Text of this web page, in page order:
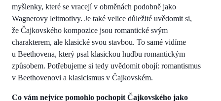
myšlenky, které se vracejí v obměnách podobně jako
Wagnerovy leitmotivy. Je také velice důležité uvědomit si,
že Čajkovského kompozice jsou romantické svým
charakterem, ale klasické svou stavbou. To samé vidíme
u Beethovena, který psal klasickou hudbu romantickým
způsobem. Potřebujeme si tedy uvědomit obojí: romantismus
v Beethovenovi a klasicismus v Čajkovském.
Co vám nejvíce pomohlo pochopit Čajkovského jako